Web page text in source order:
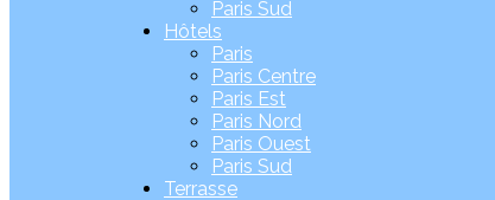
Paris Sud
Hôtels
Paris
Paris Centre
Paris Est
Paris Nord
Paris Ouest
Paris Sud
Terrasse